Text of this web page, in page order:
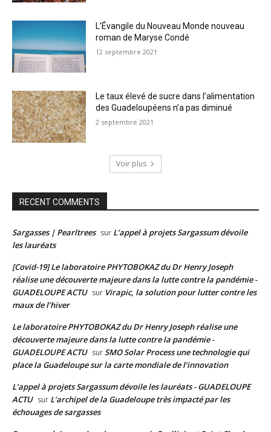
L’Évangile du Nouveau Monde nouveau
roman de Maryse Condé
12 septembre 2021
Le taux élevé de sucre dans l’alimentation
des Guadeloupéens n’a pas diminué
2 septembre 2021
Voir plus
RECENT COMMENTS
Sargasses | Pearltrees sur L’appel à projets Sargassum dévoile
les lauréats
[Covid-19] Le laboratoire PHYTOBOKAZ du Dr Henry Joseph
réalise une découverte majeure dans la lutte contre la pandémie -
GUADELOUPE ACTU sur Virapic, la solution pour lutter contre les
maux de l’hiver
Le laboratoire PHYTOBOKAZ du Dr Henry Joseph réalise une
découverte majeure dans la lutte contre la pandémie -
GUADELOUPE ACTU surSMO Solar Process une technologie qui
place la Guadeloupe sur la carte mondiale de l’innovation
L’appel à projets Sargassum dévoile les lauréats - GUADELOUPE
ACTU sur L’archipel de la Guadeloupe très impacté par les
échouages de sargasses